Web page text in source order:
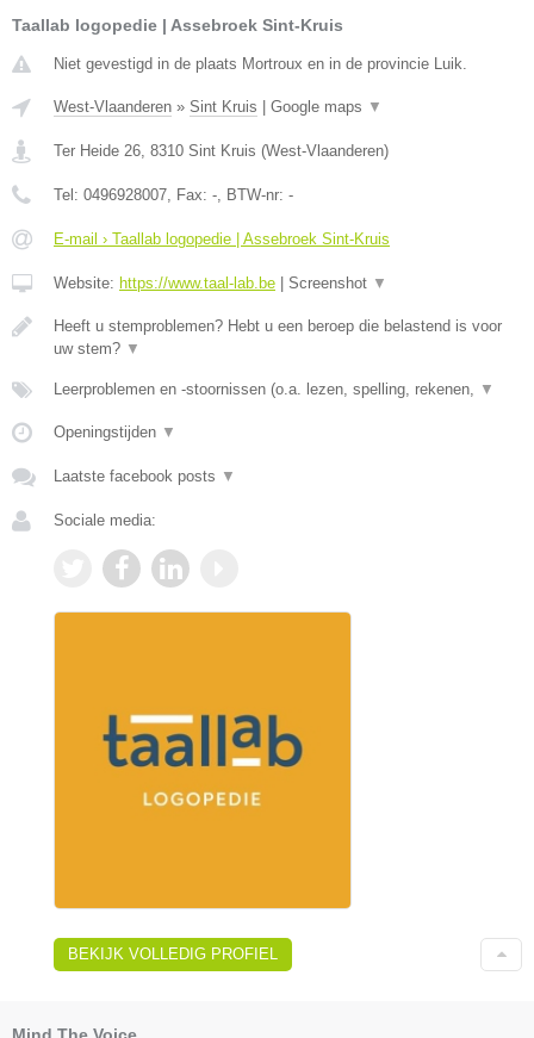
Taallab logopedie | Assebroek Sint-Kruis
Niet gevestigd in de plaats Mortroux en in de provincie Luik.
West-Vlaanderen » Sint Kruis | Google maps ▼
Ter Heide 26 8310 Sint Kruis (West-Vlaanderen)
Tel: 0496928007 , Fax: - , BTW-nr: -
E-mail › Taallab logopedie | Assebroek Sint-Kruis
Website: https://www.taal-lab.be | Screenshot ▼
Heeft u stemproblemen? Hebt u een beroep die belastend is voor
uw stem? ▼
Leerproblemen en -stoornissen (o.a. lezen, spelling, rekenen, ▼
Openingstijden ▼
Laatste facebook posts ▼
Sociale media:
BEKIJK VOLLEDIG PROFIEL
Mind The Voice